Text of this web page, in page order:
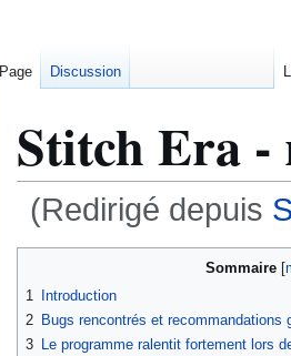
Stitch Era -
(Redirigé depuis
navigation
recherche
Sommaire
1
Introduction
2 Bugs rencontrés et recommandations
3 Le programme ralentit fortement lors
Page Discussion